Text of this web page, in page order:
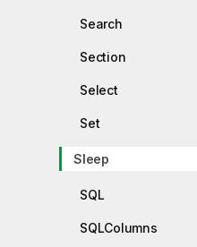
Search
Section
Select
Set
Sleep
SQL
SQLColumns